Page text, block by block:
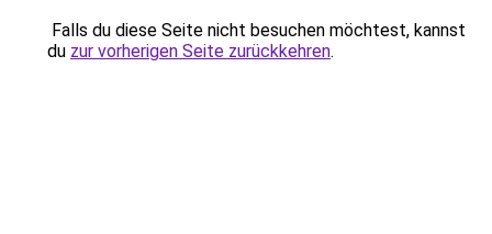
Falls du diese Seite nicht besuchen möchtest, kannst
du zur vorherigen Seite zurückkehren.